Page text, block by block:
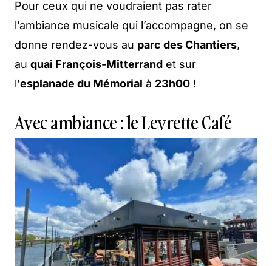
Pour ceux qui ne voudraient pas rater
l’ambiance musicale qui l’accompagne, on se
donne rendez-vous au parc des Chantiers,
au quai François-Mitterrand et sur
l’esplanade du Mémorial à 23h00 !
Avec ambiance : le Levrette Café